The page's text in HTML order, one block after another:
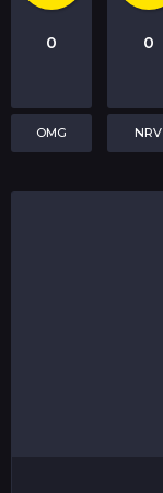
0
OMG
0
NRV